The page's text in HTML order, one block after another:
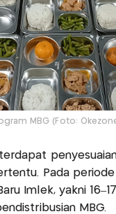
MBG (Foto:
Pada
Imlek, yakni
MBG.